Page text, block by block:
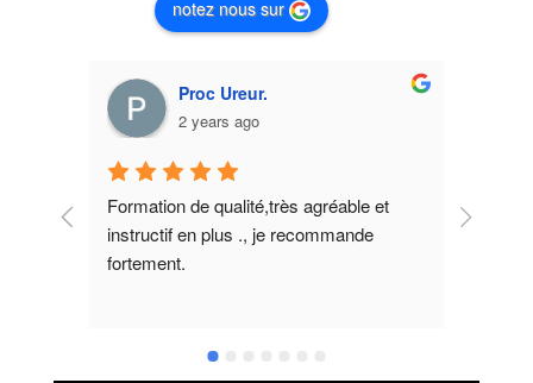
notez nous sur
Proc Ureur.
2 years ago
Formation de qualité,très agréable et
instructif en plus ., je recommande
fortement.